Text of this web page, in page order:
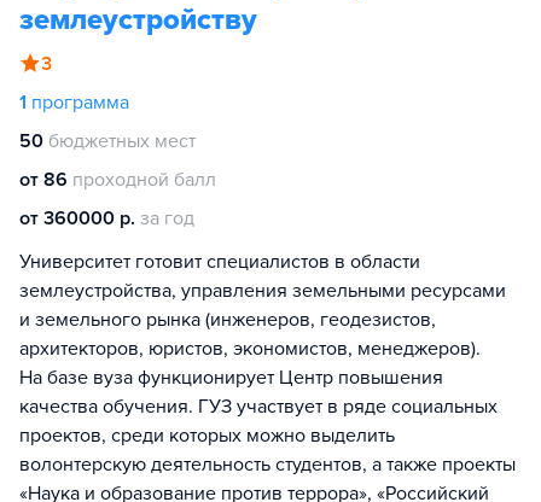
землеустройству
3
1 программа
50 бюджетных мест
от 86 проходной балл
от 360000 р. за год
Университет готовит специалистов в области
землеустройства, управления земельными ресурсами
и земельного рынка (инженеров, геодезистов,
архитекторов, юристов, экономистов, менеджеров).
На базе вуза функционирует Центр повышения
качества обучения. ГУЗ участвует в ряде социальных
проектов, среди которых можно выделить
волонтерскую деятельность студентов, а также проекты
«Наука и образование против террора», «Российский